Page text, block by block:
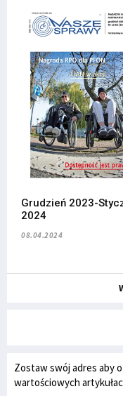
Grudzień 2023-
2024
08.04.2024
Zostaw swój adres aby
wartościowych